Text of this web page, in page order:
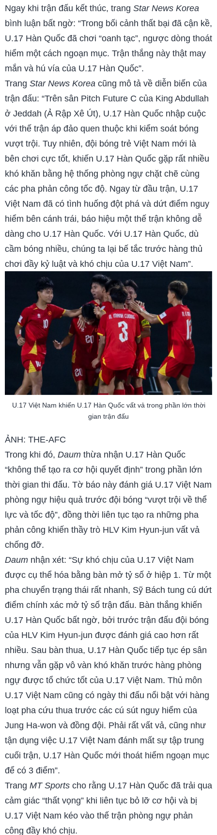
Ngay khi trận đấu kết thúc, trang Star News Korea
bình luận bất ngờ: “Trong bối cảnh thất bại đã cận kề,
U.17 Hàn Quốc đã chơi “oanh tạc”, ngược dòng thoát
hiểm một cách ngoạn mục. Trận thắng này thật may
mắn và hú vía của U.17 Hàn Quốc”.
Trang Star News Korea cũng mô tả về diễn biến của
trận đấu: “Trên sân Pitch Future C của King Abdullah
ở Jeddah (Ả Rập Xê Út), U.17 Hàn Quốc nhập cuộc
với thế trận áp đảo quen thuộc khi kiểm soát bóng
vượt trội. Tuy nhiên, đội bóng trẻ Việt Nam mới là
bên chơi cực tốt, khiến U.17 Hàn Quốc gặp rất nhiều
khó khăn bằng hệ thống phòng ngự chặt chẽ cùng
các pha phản công tốc độ. Ngay từ đầu trận, U.17
Việt Nam đã có tình huống đột phá và dứt điểm nguy
hiểm bên cánh trái, báo hiệu một thế trận không dễ
dàng cho U.17 Hàn Quốc. Với U.17 Hàn Quốc, dù
cầm bóng nhiều, chúng ta lại bế tắc trước hàng thủ
chơi đầy kỷ luật và khó chịu của U.17 Việt Nam”.
U.17 Việt Nam khiến U.17 Hàn Quốc vất vả trong phần lớn thời
gian trận đấu
ẢNH: THE-AFC
Trong khi đó, Daum thừa nhận U.17 Hàn Quốc
“không thể tạo ra cơ hội quyết định” trong phần lớn
thời gian thi đấu. Tờ báo này đánh giá U.17 Việt Nam
phòng ngự hiệu quả trước đội bóng “vượt trội về thể
lực và tốc độ”, đồng thời liên tục tạo ra những pha
phản công khiến thầy trò HLV Kim Hyun-jun vất vả
chống đỡ.
Daum nhận xét: “Sự khó chịu của U.17 Việt Nam
được cụ thể hóa bằng bàn mở tỷ số ở hiệp 1. Từ một
pha chuyển trạng thái rất nhanh, Sỹ Bách tung cú dứt
điểm chính xác mở tỷ số trận đấu. Bàn thắng khiến
U.17 Hàn Quốc bất ngờ, bởi trước trận đấu đội bóng
của HLV Kim Hyun-jun được đánh giá cao hơn rất
nhiều. Sau bàn thua, U.17 Hàn Quốc tiếp tục ép sân
nhưng vẫn gặp vô vàn khó khăn trước hàng phòng
ngự được tổ chức tốt của U.17 Việt Nam. Thủ môn
U.17 Việt Nam cũng có ngày thi đấu nổi bật với hàng
loạt pha cứu thua trước các cú sút nguy hiểm của
Jung Ha-won và đồng đội. Phải rất vất vả, cũng như
tận dụng việc U.17 Việt Nam đánh mất sự tập trung
cuối trận, U.17 Hàn Quốc mới thoát hiểm ngoạn mục
để có 3 điểm”.
Trang MT Sports cho rằng U.17 Hàn Quốc đã trải qua
cảm giác “thất vọng” khi liên tục bỏ lỡ cơ hội và bị
U.17 Việt Nam kéo vào thế trận phòng ngự phản
công đầy khó chịu.